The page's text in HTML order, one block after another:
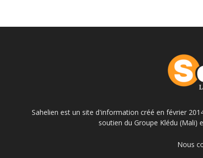
Sahelien est un site d'information créé en février
soutien du Groupe Klédu (Mali)
Nous